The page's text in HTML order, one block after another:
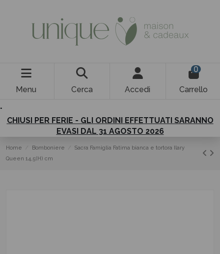
Menu Cerca Accedi
0
Carrello
.
CHIUSI PER FERIE - GLI ORDINI EFFETTUATI SARANNO
EVASI DAL 31 AGOSTO 2026
Home Bomboniere
Sacra Famiglia Fatima bianca e tortora Ilary
Queen 14,5(H) cm